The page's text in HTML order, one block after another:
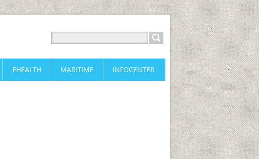
EHEALTH MARITIME INFOCENTER